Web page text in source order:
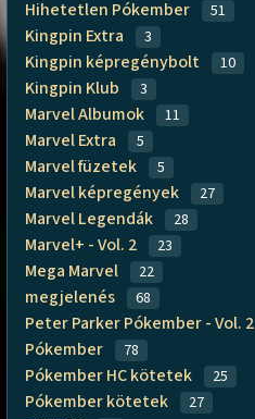
Hihetetlen Pókember 51
Kingpin Extra 3
Kingpin képregénybolt 10
Kingpin Klub 3
Marvel Albumok 11
Marvel Extra 5
Marvel füzetek 5
Marvel képregények 27
Marvel Legendák 28
Marvel+ - Vol. 2 23
Mega Marvel 22
megjelenés 68
Peter Parker Pókember - Vol. 2
Pókember 78
Pókember HC kötetek 25
Pókember kötetek 27